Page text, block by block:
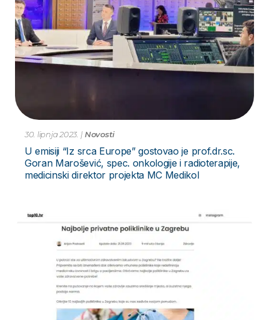
30. lipnja 2023. | Novosti
U emisiji “Iz srca Europe” gostovao je prof.dr.sc.
Goran Marošević, spec. onkologije i radioterapije,
medicinski direktor projekta MC Medikol